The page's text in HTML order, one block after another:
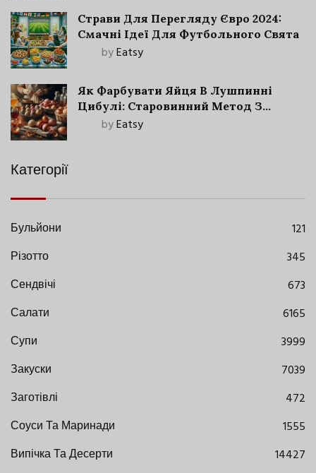
Страви Для Перегляду Євро 2024:
Смачні Ідеї Для Футбольного Свята
byEatsy
Як Фарбувати Яйця В Лушпинні
Цибулі: Старовинний Метод З
Сучасними Нюансами
byEatsy
Категорії
Бульйони
121
Різотто
345
Сендвічі
673
Салати
6165
Супи
3999
Закуски
7039
Заготівлі
472
Соуси Та Маринади
1555
Випічка Та Десерти
14427